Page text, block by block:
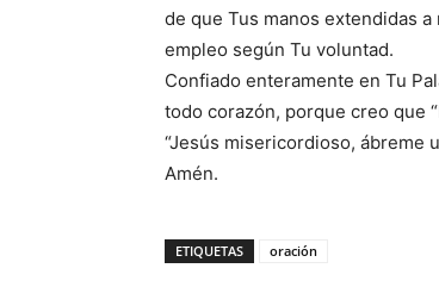
de que Tus manos extendidas
empleo según Tu voluntad.
Confiado enteramente en Tu
todo corazón, porque creo que
“Jesús misericordioso, ábreme
Amén.
ETIQUETAS oración